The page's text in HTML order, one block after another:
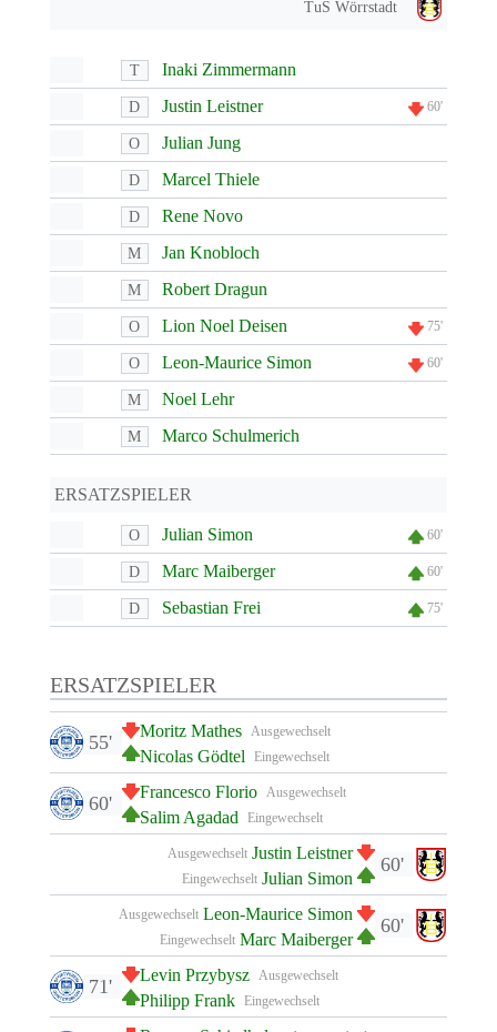
TuS Wörrstadt
T Inaki Zimmermann
D Justin Leistner 60'
O Julian Jung
D Marcel Thiele
D Rene Novo
M Jan Knobloch
M Robert Dragun
O Lion Noel Deisen 75'
O Leon-Maurice Simon 60'
M Noel Lehr
M Marco Schulmerich
ERSATZSPIELER
O Julian Simon 60'
D Marc Maiberger 60'
D Sebastian Frei 75'
ERSATZSPIELER
Ausgewechselt
Moritz Mathes
Eingewechselt
Nicolas Gödtel
55'
Ausgewechselt
Francesco Florio
Eingewechselt
Salim Agadad
60'
60'
Ausgewechselt Justin Leistner
Eingewechselt Julian Simon
60'
Ausgewechselt Leon-Maurice Simon
Eingewechselt Marc Maiberger
Ausgewechselt
Levin Przybysz
Eingewechselt
Philipp Frank
71'